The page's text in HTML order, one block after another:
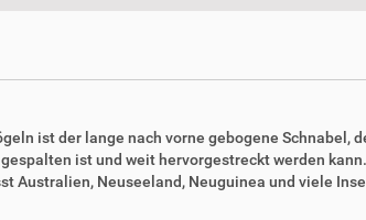
ist der lange nach vorne gebogene Schnabel,
ist und weit hervorgestreckt werden
Australien, Neuseeland, Neuguinea und viele